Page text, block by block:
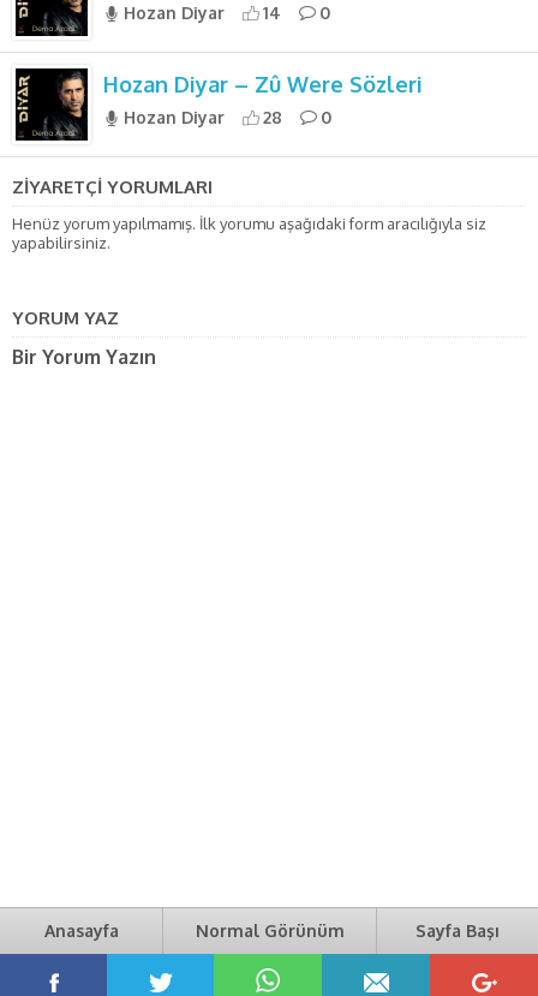
Hozan Diyar 14 0
Hozan Diyar – Zû Were Sözleri
Hozan Diyar 28 0
ZİYARETÇİ YORUMLARI
Henüz yorum yapılmamış. İlk yorumu aşağıdaki form aracılığıyla siz
yapabilirsiniz.
YORUM YAZ
Bir Yorum Yazın
Anasayfa Normal Görünüm Sayfa Başı